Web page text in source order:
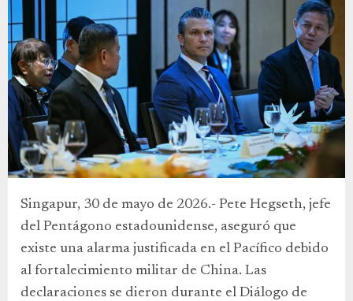
Singapur, 30 de mayo de 2026.- Pete Hegseth, jefe
del Pentágono estadounidense, aseguró que
existe una alarma justificada en el Pacífico debido
al fortalecimiento militar de China. Las
declaraciones se dieron durante el Diálogo de